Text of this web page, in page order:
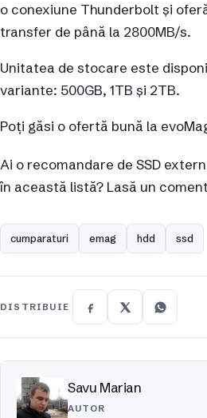
o conexiune Thunderbolt și
transfer de până la 2800MB/s.
Unitatea de stocare este
variante: 500GB, 1TB și 2TB.
Poți găsi o ofertă bună la
Ai o recomandare de SSD
în această listă? Lasă un
cumparaturi emag hdd ssd
DISTRIBUIE
Savu Marian
AUTOR